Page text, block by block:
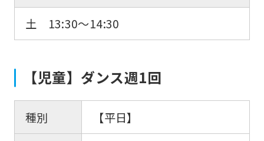
土 13:30〜14:30
【児童】ダンス週1回
種別
【平日】